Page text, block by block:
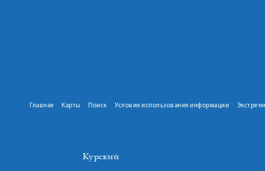
Главная Карты Поиск Условия использования информации
Курский